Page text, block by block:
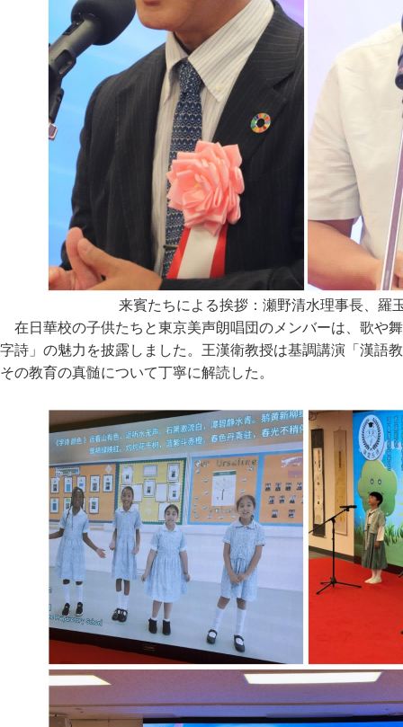
来賓たちによる挨拶：瀬野清水理事長、羅
在日華校の子供たちと東京美声朗唱団のメンバーは、歌や
字詩」の魅力を披露しました。王漢衛教授は基調講演「漢語
その教育の真髄について丁寧に解読した。